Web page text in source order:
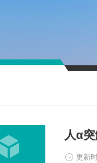
人α
更新